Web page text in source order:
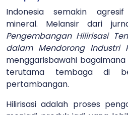
Indonesia semakin
mineral. Melansir dari
Pengembangan Hilirisasi
dalam Mendorong Industri
menggarisbawahi
terutama tembaga di
pertambangan.
Hilirisasi adalah proses